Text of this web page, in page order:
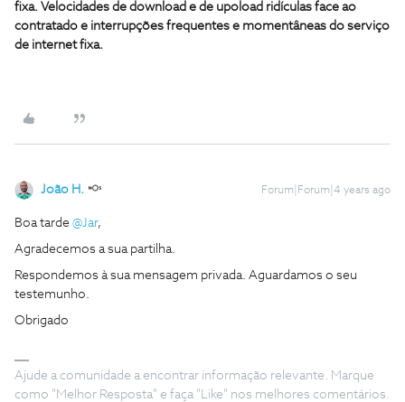
fixa. Velocidades de download e de upoload ridículas face ao
contratado e interrupções frequentes e momentâneas do serviço
de internet fixa.
João H. Forum|Forum|4 years ago
Boa tarde @Jar,
Agradecemos a sua partilha.
Respondemos à sua mensagem privada. Aguardamos o seu
testemunho.
Obrigado
Ajude a comunidade a encontrar informação relevante. Marque
como "Melhor Resposta" e faça "Like" nos melhores comentários.